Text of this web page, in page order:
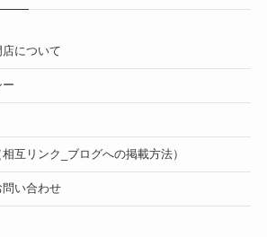
について
互リンク_ブログへの掲載方法）
い合わせ